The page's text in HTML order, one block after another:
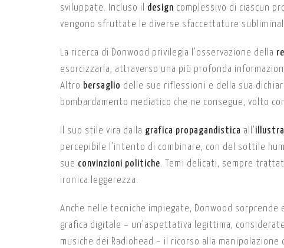
sviluppate. Incluso il design complessivo di ciascun
vengono sfruttate le diverse sfaccettature
La ricerca di Donwood privilegia l’osservazione della
esorcizzarla, attraverso una più profonda
Altro bersaglio delle sue riflessioni e della sua
bombardamento mediatico che ne consegue, volto
Il suo stile vira dalla grafica propagandistica all’
percepibile l’intento di combinare, con del sottile
sue convinzioni politiche. Temi delicati, sempre
ironica leggerezza.
Anche nelle tecniche impiegate, Donwood
grafica digitale – un’aspettativa legittima,
musiche dei Radiohead – il ricorso alla